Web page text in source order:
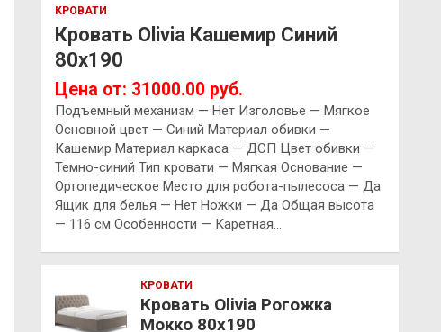
КРОВАТИ
Кровать Olivia Кашемир Синий
80х190
Цена от: 31000.00 руб.
Подъемный механизм — Нет Изголовье — Мягкое
Основной цвет — Синий Материал обивки —
Кашемир Материал каркаса — ДСП Цвет обивки —
Темно-синий Тип кровати — Мягкая Основание —
Ортопедическое Место для робота-пылесоса — Да
Ящик для белья — Нет Ножки — Да Общая высота
— 116 см Особенности — Каретная…
КРОВАТИ
Кровать Olivia Рогожка
Мокко 80х190